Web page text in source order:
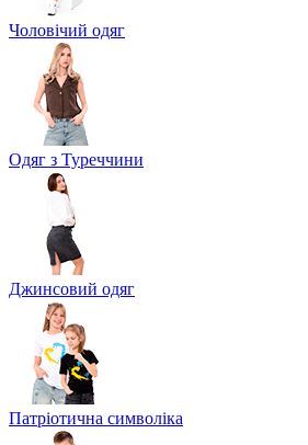
Чоловічий одяг
Одяг з Туреччини
Джинсовий одяг
Патріотична символіка